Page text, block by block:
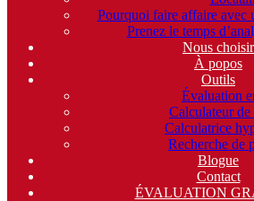
Pourquoi faire affaire avec
Prenez le temps
Nous choisir
À popos
Outils
Évaluation
Calculateur de
Calculatrice
Recherche de
Blogue
Contact
ÉVALUATION